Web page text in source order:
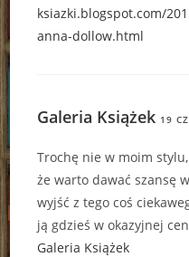
ksiazki.blogspot.com/
anna-dollow.html
Galeria Książek 19
Trochę nie w moim
że warto dawać szansę
wyjść z tego coś
ją gdzieś w okazyjnej
Galeria Książek